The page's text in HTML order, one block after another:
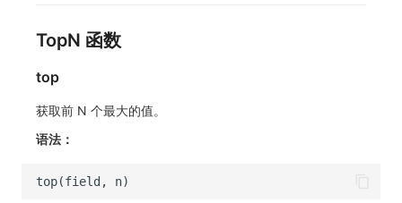
TopN 函数
top
获取前 N 个最大的值。
语法：